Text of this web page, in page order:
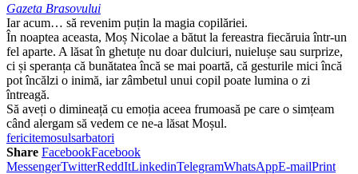
Gazeta Brasovului
Iar acum… să revenim puțin la magia copilăriei.
În noaptea aceasta, Moș Nicolae a bătut la fereastra fiecăruia într-un
fel aparte. A lăsat în ghetuțe nu doar dulciuri, nuielușe sau surprize,
ci și speranța că bunătatea încă se mai poartă, că gesturile mici încă
pot încălzi o inimă, iar zâmbetul unui copil poate lumina o zi
întreagă.
Să aveți o dimineață cu emoția aceea frumoasă pe care o simțeam
când alergam să vedem ce ne-a lăsat Moșul.
fericitemosulsarbatori
Share FacebookFacebook
MessengerTwitterReddItLinkedinTelegramWhatsAppE-mailPrint